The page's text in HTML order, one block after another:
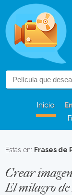
Inicio
Estás en: Frases de
Crear
El milagro